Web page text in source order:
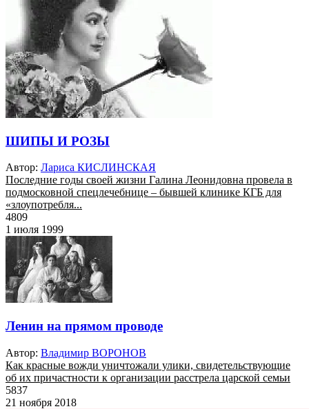
ШИПЫ И РОЗЫ
Автор: Лариса КИСЛИНСКАЯ
Последние годы своей жизни Галина Леонидовна провела в
подмосковной спецлечебнице – бывшей клинике КГБ для
«злоупотребля...
4809
1 июля 1999
Ленин на прямом проводе
Автор: Владимир ВОРОНОВ
Как красные вожди уничтожали улики, свидетельствующие
об их причастности к организации расстрела царской семьи
5837
21 ноября 2018